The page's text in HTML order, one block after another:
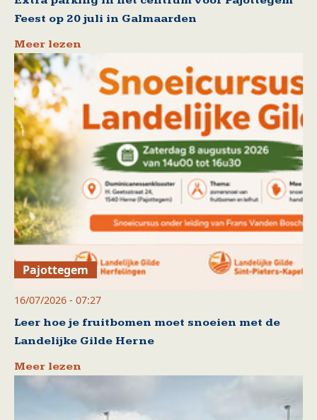
Feest op 20 juli in Galmaarden
Meer lezen
Pajottegem
16/07/2026 - 07:27
Leer hoe je fruitbomen moet snoeien met de
Landelijke Gilde Herne
Meer lezen